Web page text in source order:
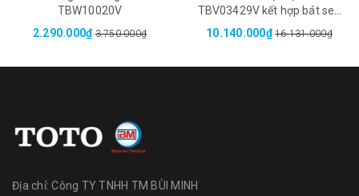
TBW10020V
2.290.000₫ 3.750.000₫
TBV03429V kết hợp bát sen
TBW02017A
10.140.000₫ 16.131.000₫
Địa chỉ:Công TY TNHH TM BÙI MINH